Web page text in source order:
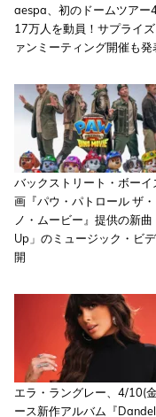
aespa、初のドームツアー
17万人を動員！サプライ
ァンミーティング開催も発
バックストリート・ボーイ
画『パウ・パトロール ザ
ノ・ムービー』提供の新
Up」のミュージック・ビ
開
エラ・ラングレー、4/10(
ース新作アルバム『